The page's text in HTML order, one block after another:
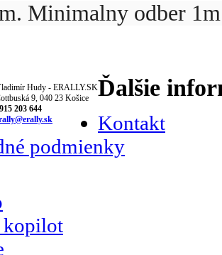
Minimalny odber
Hudy - ERALLY.SK
9, 040 23 Košice
203 644
Ďalšie
Kontakt
podmienky